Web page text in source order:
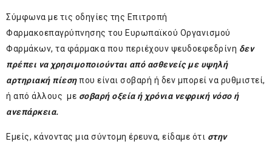
Σύμφωνα με τις οδηγίες της Επιτροπή
Φαρμακοεπαγρύπνησης του Ευρωπαϊκού Οργανισμού
Φαρμάκων, τα φάρμακα που περιέχουν ψευδοεφεδρίνη δεν
πρέπει να χρησιμοποιούνται από ασθενείς με υψηλή
αρτηριακή πίεσηπου είναι σοβαρή ή δεν μπορεί να ρυθμιστεί,
ή από άλλους με σοβαρή οξεία ή χρόνια νεφρική νόσο ή
ανεπάρκεια.
Εμείς, κάνοντας μια σύντομη έρευνα, είδαμε ότι στην